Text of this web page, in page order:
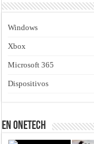
Windows
Xbox
Microsoft 365
Dispositivos
En Onetech